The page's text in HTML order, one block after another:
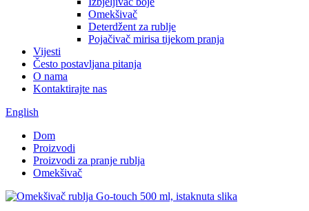
Omekšivač
Deterdžent za rublje
Pojačivač mirisa tijekom pranja
Vijesti
Često postavljana pitanja
O nama
Kontaktirajte nas
English
Dom
Proizvodi
Proizvodi za pranje rublja
Omekšivač